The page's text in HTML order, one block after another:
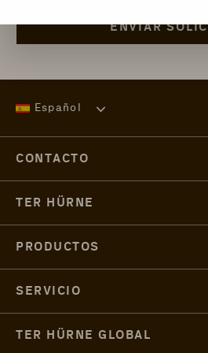
ENVIAR
Español
CONTACTO
TER HÜRNE
PRODUCTOS
SERVICIO
TER HÜRNE GLOBAL